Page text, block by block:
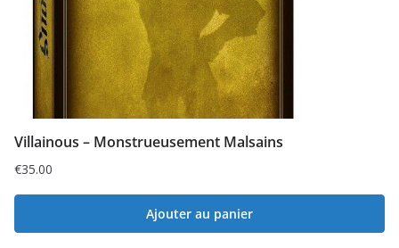
Villainous – Monstrueusement Malsains
€35.00
Ajouter au panier